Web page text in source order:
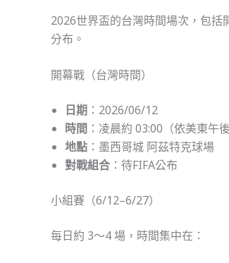
2026世界盃的台灣時間場次，包
分布。
開幕戰（台灣時間）
日期 ：2026/06/12
時間 ：凌晨約 03:00（依美東午
地點 ：墨西哥城 阿茲特克球場
對戰組合 ：待FIFA公布
小組賽（6/12–6/27）
每日約 3～4 場，時間集中在：